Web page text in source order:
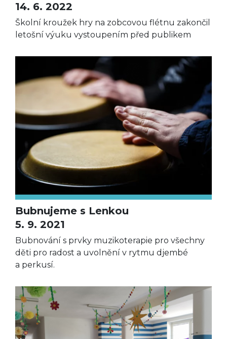
14. 6. 2022
Školní kroužek hry na zobcovou flétnu zakončil
letošní výuku vystoupením před publikem
Bubnujeme s Lenkou
5. 9. 2021
Bubnování s prvky muzikoterapie pro všechny
děti pro radost a uvolnění v rytmu djembé
a perkusí.